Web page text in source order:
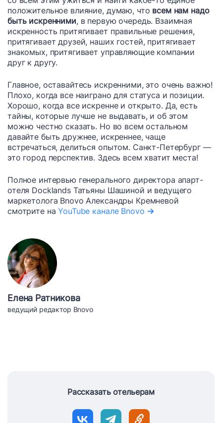
положительное влияние, думаю, что всем нам надо
быть искренними, в первую очередь. Взаимная
искренность притягивает правильные решения,
притягивает друзей, наших гостей, притягивает
знакомых, притягивает управляющие компании
друг к другу.
Главное, оставайтесь искренними, это очень важно!
Плохо, когда все наиграно для статуса и позиции.
Хорошо, когда все искренне и открыто. Да, есть
тайны, которые лучше не выдавать, и об этом
можно честно сказать. Но во всем остальном
давайте быть дружнее, искреннее, чаще
встречаться, делиться опытом. Санкт-Петербург —
это город перспектив. Здесь всем хватит места!
Полное интервью генерального директора апарт-
отеля Docklands Татьяны Шашиной и ведущего
маркетолога Bnovo Александры Кремневой
смотрите наYouTube канале Bnovo →
Елена Ратникова
ведущий редактор Bnovo
Рассказать отельерам